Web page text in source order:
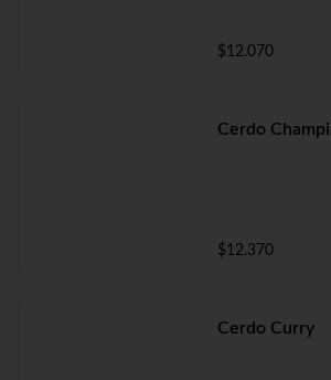
$12.070
Cerdo
$12.370
Cerdo Curry